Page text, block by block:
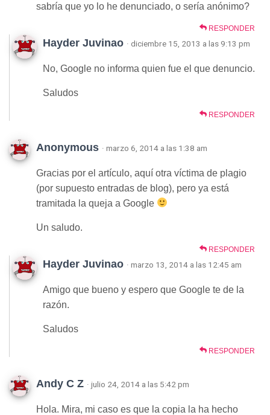
sabría que yo lo he denunciado, o sería anónimo?
RESPONDER
Hayder Juvinao · diciembre 15, 2013 a las 9:13 pm
No, Google no informa quien fue el que denuncio.
Saludos
RESPONDER
Anonymous · marzo 6, 2014 a las 1:38 am
Gracias por el artículo, aquí otra víctima de plagio
(por supuesto entradas de blog), pero ya está
tramitada la queja a Google
Un saludo.
RESPONDER
Hayder Juvinao · marzo 13, 2014 a las 12:45 am
Amigo que bueno y espero que Google te de la
razón.
Saludos
RESPONDER
Andy C Z · julio 24, 2014 a las 5:42 pm
Hola. Mira, mi caso es que la copia la ha hecho